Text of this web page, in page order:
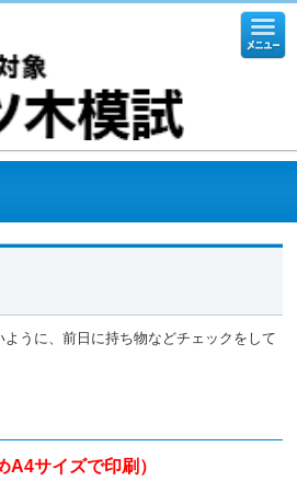
うに、前日に持ち物などチェックをして
A4サイズで印刷）